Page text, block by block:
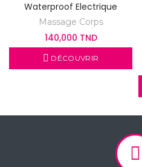
Waterproof Electrique
Massage Corps
140,000 TND
DÉCOUVRIR